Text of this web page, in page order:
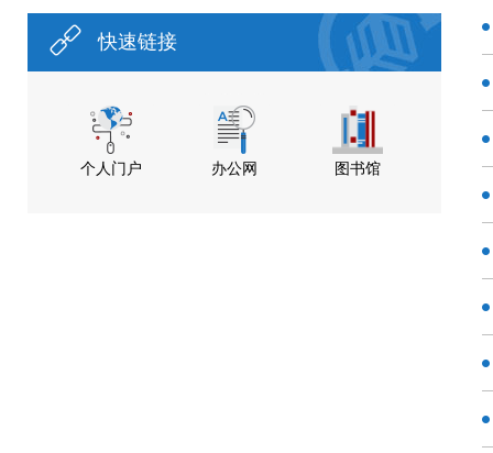
快速链接
个人门户 办公网 图书馆